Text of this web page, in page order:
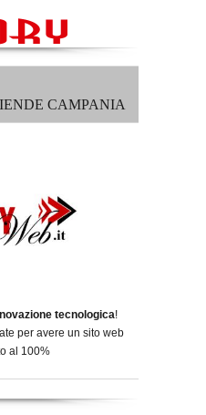
CAMPANIA
tecnologica!
per avere un sito web
al 100%